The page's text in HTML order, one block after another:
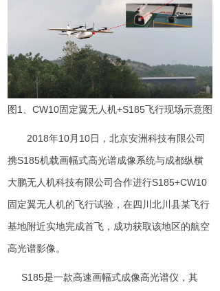
图1 CW10固定翼无人机+S185飞行现场示意图
2018年10月 10日，北京安洲科技有限公司
携S185机载画幅式高光谱成像系统与成都纵横
大鹏无人机科技有限公司合作进行S185+CW10
固定翼无人机的飞行试验，在四川北川县某飞行
基地附近实地完成首飞，成功获取该地区的航空
高光谱影像。
S185是一款高速画幅式成像高光谱仪， 其